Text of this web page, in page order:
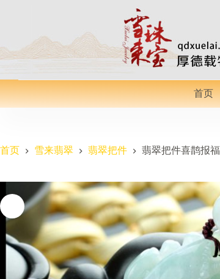
容
首页
首页 雪来翡翠 翡翠把件 翡翠把件喜鹊报福